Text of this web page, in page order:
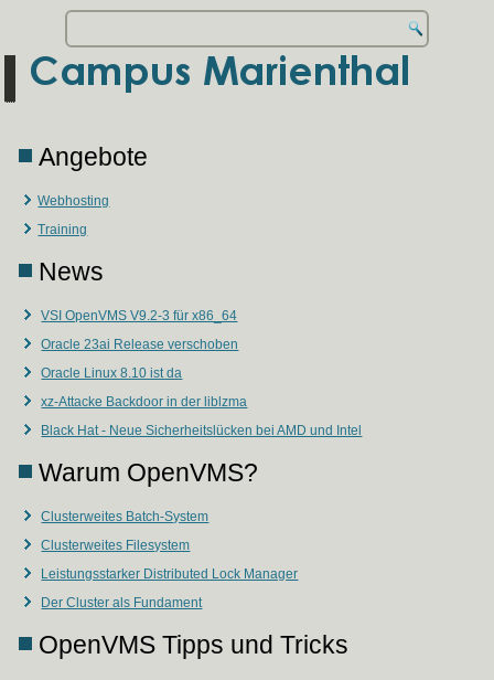
Angebote
Webhosting
Training
News
VSI OpenVMS V9.2-3 für x86_64
Oracle 23ai Release verschoben
Oracle Linux 8.10 ist da
xz-Attacke Backdoor in der liblzma
Black Hat - Neue Sicherheitslücken bei AMD und Intel
Warum OpenVMS?
Clusterweites Batch-System
Clusterweites Filesystem
Leistungsstarker Distributed Lock Manager
Der Cluster als Fundament
OpenVMS Tipps und Tricks